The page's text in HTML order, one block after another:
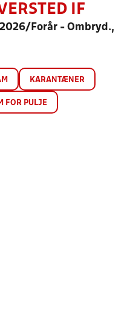
IF
Forår - Ombryd.,
KARANTÆNER
FOR PULJE